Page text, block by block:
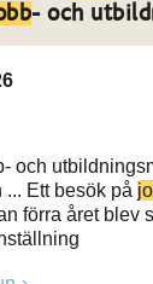
- och
och
... Ett besök på
förra året blev